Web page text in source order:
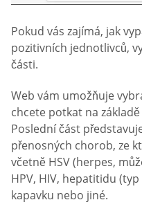
Pokud vás zajímá, jak
pozitivních jednotlivců,
části.
Web vám umožňuje
chcete potkat na
Poslední část
přenosných chorob, ze
včetně HSV (herpes,
HPV, HIV, hepatitidu
kapavku nebo jiné.